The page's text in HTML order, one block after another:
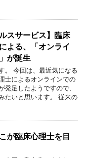
スサービス】臨床
よる、「オンライ
が誕生
。 今回は、最近気になる
士によるオンラインでの
発足したようですので、
たいと思います。 従来の
が臨床心理士を目